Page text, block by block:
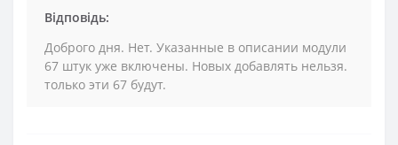
Відповідь:
Доброго дня. Нет. Указанные в описании модули
67 штук уже включены. Новых добавлять нельзя.
только эти 67 будут.